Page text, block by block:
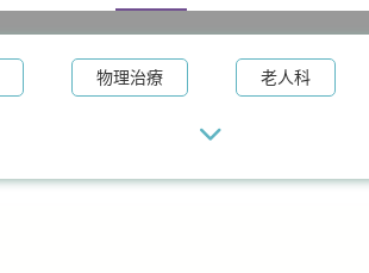
物理治療 老人科
甲狀腺外科
日間手術 上消化道外科